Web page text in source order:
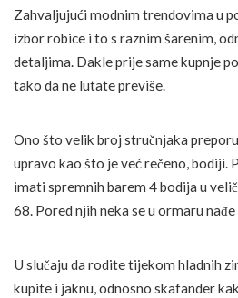
Zahvaljujući modnim trendovima u
izbor robice i to s raznim šarenim,
detaljima. Dakle prije same kupnje
tako da ne lutate previše.
Ono što velik broj stručnjaka
upravo kao što je već rečeno, bodiji.
imati spremnih barem 4 bodija u
68. Pored njih neka se u ormaru
U slučaju da rodite tijekom hladnih
kupite i jaknu, odnosno skafander